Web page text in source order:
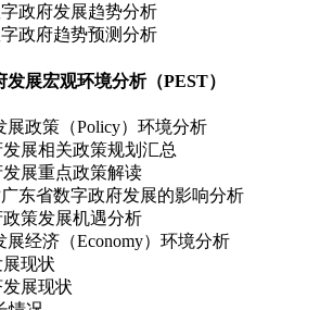
政府发展趋势分析
政府趋势预测分析
展宏观环境分析（PEST）
展政策（Policy）环境分析
展相关政策规划汇总
展重点政策解读
东省数字政府发展的影响分析
策发展机遇分析
经济（Economy）环境分析
现状
展现状